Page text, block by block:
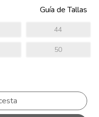
Guía de Tallas
44
50